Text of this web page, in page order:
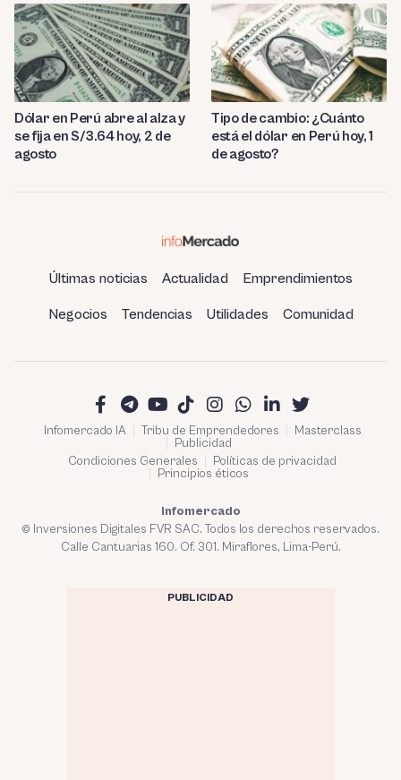
Dólar en Perú abre al alza y
se fija en S/3.64 hoy, 2 de
agosto
Tipo de cambio: ¿Cuánto
está el dólar en Perú hoy, 1
de agosto?
Últimas noticias Actualidad Emprendimientos
Negocios Tendencias Utilidades Comunidad
Infomercado IA Tribu de Emprendedores
Masterclass
Publicidad
Condiciones Generales
Políticas de privacidad
Principios éticos
Infomercado
© Inversiones Digitales FVR SAC. Todos los derechos reservados.
Calle Cantuarias 160. Of. 301. Miraflores, Lima-Perú.
PUBLICIDAD